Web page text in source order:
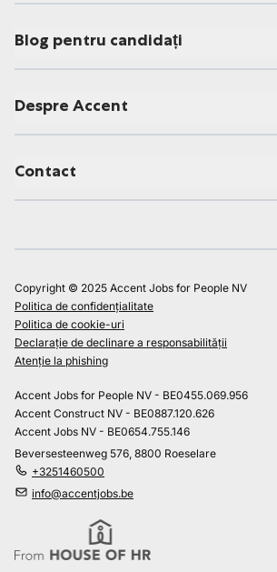
Blog pentru candidați
Despre Accent
Contact
Copyright © 2025 Accent Jobs for People NV
Politica de confidențialitate
Politica de cookie-uri
Declarație de declinare a responsabilității
Atenție la phishing
Accent Jobs for People NV - BE0455.069.956
Accent Construct NV - BE0887.120.626
Accent Jobs NV - BE0654.755.146
Beversesteenweg 576, 8800 Roeselare
+3251460500
info@accentjobs.be